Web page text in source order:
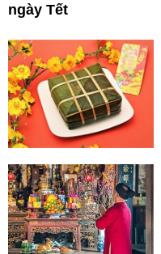
ngày Tết